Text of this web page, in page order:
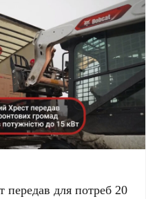
передав для потреб 20